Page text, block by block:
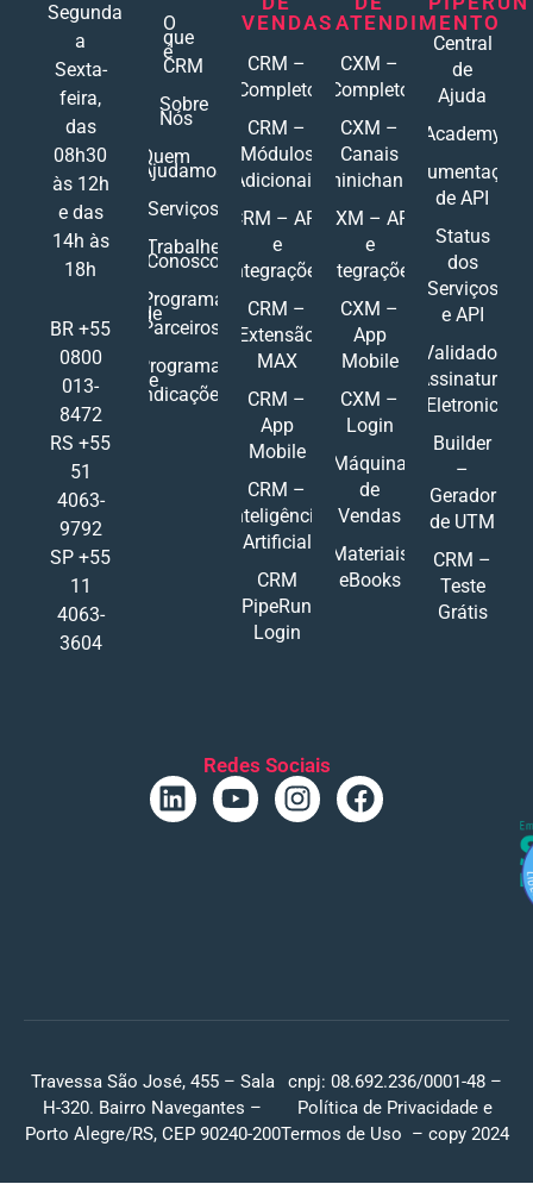
Segunda
a
Sexta-
feira,
das
08h30
às 12h
e das
14h às
18h
BR +55
0800
013-
8472
RS +55
51
4063-
9792
SP +55
11
4063-
3604
O
que
é
CRM
Sobre
Nós
Quem
Ajudamos
Serviços
Trabalhe
Conosco
Programa
de
Parceiros
Programa
de
Indicações
VENDAS
CRM –
Completo
CRM –
Módulos
Adicionais
CRM – API
e
Integrações
CRM –
Extensão
MAX
CRM –
App
Mobile
CRM –
Inteligência
Artificial
CRM
PipeRun
Login
ATENDIMENTO
CXM –
Completo
CXM –
Canais
Ominichannel
CXM – API
e
Integrações
CXM –
App
Mobile
CXM –
Login
Máquina
de
Vendas
Materiais
eBooks
Central
de
Ajuda
Academy
Documentações
de API
Status
dos
Serviços
e API
Validador
Assinatura
Eletronic
Builder
–
Gerador
de UTM
CRM –
Teste
Grátis
Redes Sociais
Travessa São José, 455 – Sala
H-320. Bairro Navegantes –
Porto Alegre/RS, CEP 90240-200
cnpj: 08.692.236/0001-48 –
Política de Privacidade e
Termos de Uso – copy 2024